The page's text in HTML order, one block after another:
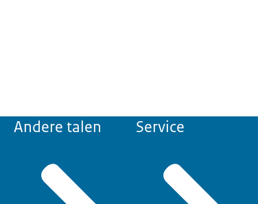
Andere talen Service